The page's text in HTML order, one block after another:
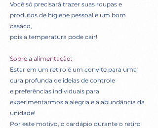
Você só precisará trazer suas roupas e
produtos de higiene pessoal e um bom
casaco,
pois a temperatura pode cair!
Sobre a alimentação:
Estar em um retiro é um convite para uma
cura profunda de ideias de controle
e preferências individuais para
experimentarmos a alegria e a abundância da
unidade!
Por este motivo, o cardápio durante o retiro